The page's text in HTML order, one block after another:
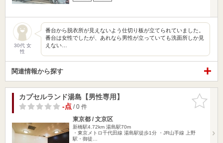
30代 女
性
番台から脱衣所が見えないよう仕切り板が立てられていました。
番台は女性でしたが、あれなら男性が立っていても洗面所しか見
えない…
関連情報から探す
お気に入
りに追加
カプセルランド湯島【男性専用】
-点/ 0 件
東京都 / 文京区
新橋駅4.72km 湯島駅70m
・東京メトロ千代田線 湯島駅徒歩1分 ・JR山手線 上野
駅・御徒…